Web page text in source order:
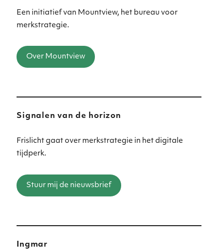
Een initiatief van Mountview, het bureau voor
merkstrategie.
Over Mountview
Signalen van de horizon
Frislicht gaat over merkstrategie in het digitale
tijdperk.
Stuur mij de nieuwsbrief
Ingmar